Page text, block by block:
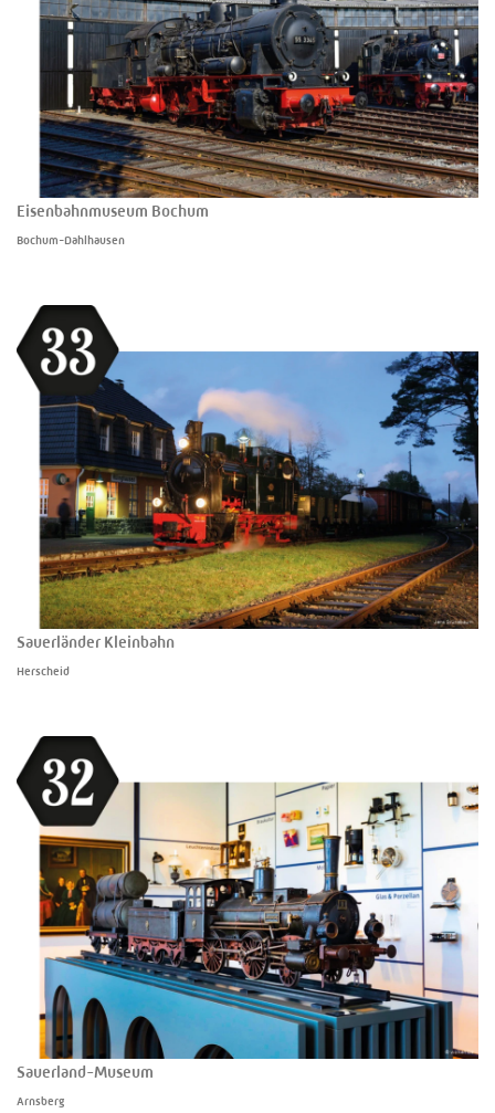
Eisenbahnmuseum Bochum
Bochum-Dahlhausen
Sauerländer Kleinbahn
Herscheid
Sauerland-Museum
Arnsberg